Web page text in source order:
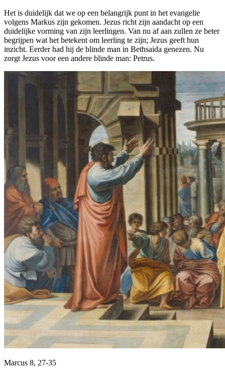
Het is duidelijk dat we op een belangrijk punt in het evangelie
volgens Markus zijn gekomen. Jezus richt zijn aandacht op een
duidelijke vorming van zijn leerlingen. Van nu af aan zullen ze beter
begrijpen wat het betekent om leerling te zijn; Jezus geeft hun
inzicht. Eerder had hij de blinde man in Bethsaida genezen. Nu
zorgt Jezus voor een andere blinde man: Petrus.
Marcus 8, 27-35